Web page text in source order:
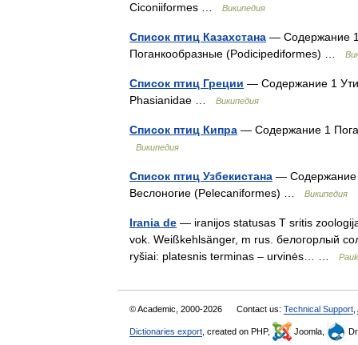
Ciconiiformes … Википедия
Список птиц Казахстана — Содержание 1
Поганкообразные (Podicipediformes) …
Список птиц Греции — Содержание 1
Phasianidae …
Википедия
Список птиц Кипра — Содержание 1
Википедия
Список птиц Узбекистана — Содержание
Веслоногие (Pelecaniformes) …
Википедия
Irania de — iranijos statusas T sritis
vok. Weißkehlsänger, m rus. белогорлый
ryšiai: platesnis terminas – urvinės… …
© Academic, 2000-2026 Contact us: Technical Support
Dictionaries export , created on PHP, Joomla,